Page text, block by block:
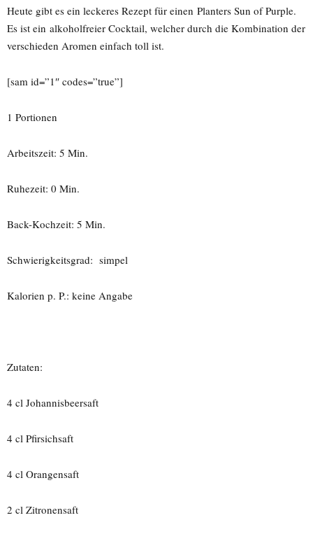
Heute gibt es ein leckeres Rezept für einen Planters Sun of Purple.
Es ist ein alkoholfreier Cocktail, welcher durch die Kombination der
verschieden Aromen einfach toll ist.
[sam id=”1″ codes=”true”]
1 Portionen
Arbeitszeit: 5 Min.
Ruhezeit: 0 Min.
Back-Kochzeit: 5 Min.
Schwierigkeitsgrad: simpel
Kalorien p. P.: keine Angabe
Zutaten:
4 cl Johannisbeersaft
4 cl Pfirsichsaft
4 cl Orangensaft
2 cl Zitronensaft